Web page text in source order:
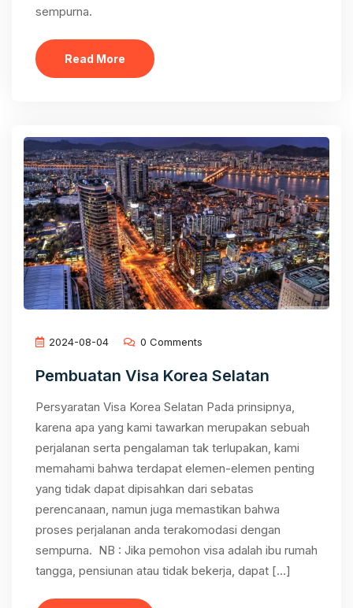
sempurna.
Read More
2024-08-04 0 Comments
Pembuatan Visa Korea Selatan
Persyaratan Visa Korea Selatan Pada prinsipnya,
karena apa yang kami tawarkan merupakan sebuah
perjalanan serta pengalaman tak terlupakan, kami
memahami bahwa terdapat elemen-elemen penting
yang tidak dapat dipisahkan dari sebatas
perencanaan, namun juga memastikan bahwa
proses perjalanan anda terakomodasi dengan
sempurna. NB : Jika pemohon visa adalah ibu rumah
tangga, pensiunan atau tidak bekerja, dapat […]